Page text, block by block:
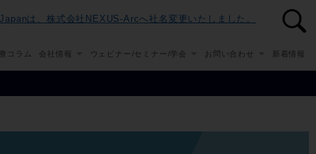
コラム 会社情報 ウェビナー/セミナー/学会 お問い合わせ 新着情報
は、株式会社NEXUS-Arcへ社名変更いたしました。